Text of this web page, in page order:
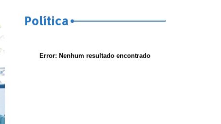
Política
Error: Nenhum resultado encontrado